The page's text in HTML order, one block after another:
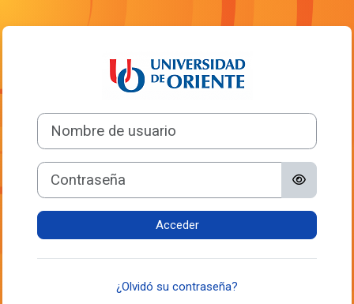
Salta al contenido principal
Entrar a Aulas
Nombre de usuario
Contraseña
Acceder
¿Olvidó su contraseña?